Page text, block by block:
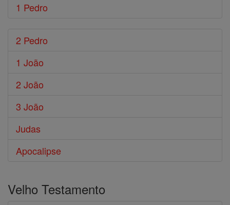
1 Pedro
2 Pedro
1 João
2 João
3 João
Judas
Apocalipse
Velho Testamento